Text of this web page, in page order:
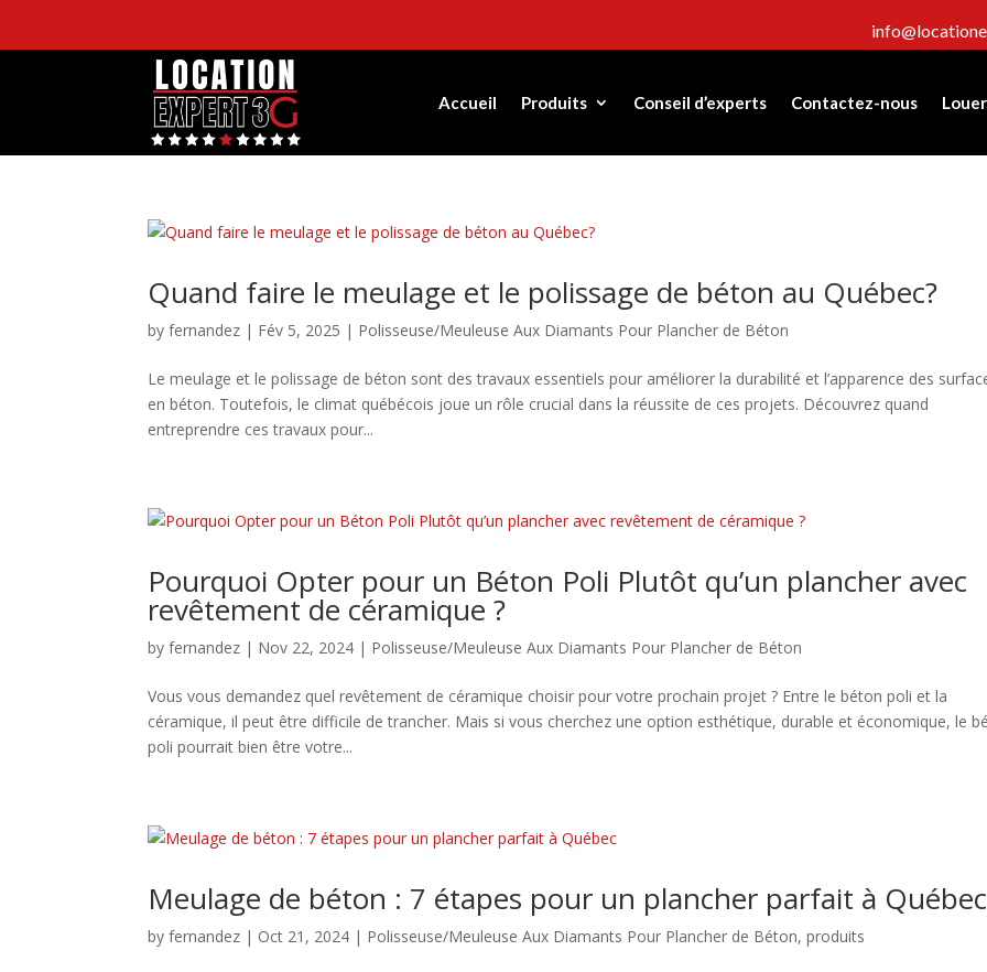
Accueil Produits Conseil d’experts Contactez-nous
Quand faire le meulage et le polissage de béton au Québec?
byfernandez | Fév 5, 2025 | Polisseuse/Meuleuse Aux Diamants Pour Plancher de Béton
Le meulage et le polissage de béton sont des travaux essentiels pour améliorer la durabilité et l’apparence des
en béton. Toutefois, le climat québécois joue un rôle crucial dans la réussite de ces projets. Découvrez quand
entreprendre ces travaux pour...
Pourquoi Opter pour un Béton Poli Plutôt qu’un plancher avec
revêtement de céramique ?
byfernandez | Nov 22, 2024 | Polisseuse/Meuleuse Aux Diamants Pour Plancher de Béton
Vous vous demandez quel revêtement de céramique choisir pour votre prochain projet ? Entre le béton poli et la
céramique, il peut être difficile de trancher. Mais si vous cherchez une option esthétique, durable et économique, le
poli pourrait bien être votre...
Meulage de béton : 7 étapes pour un plancher parfait à Québec
byfernandez | Oct 21, 2024 | Polisseuse/Meuleuse Aux Diamants Pour Plancher de Béton,produits